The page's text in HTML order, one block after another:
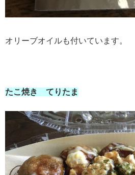
オリーブオイルも付いています。
たこ焼き てりたま